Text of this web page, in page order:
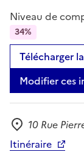
Niveau de
34%
Télécharger
Modifier ces
Adresse
10 Rue
Itinéraire